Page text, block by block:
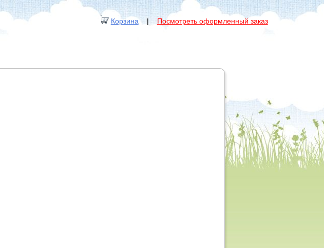
Корзина| Посмотреть оформленный заказ